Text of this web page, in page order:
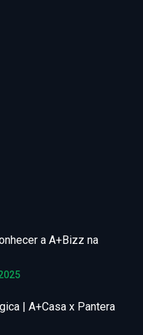
a A+Bizz na
| A+Casa x Pantera